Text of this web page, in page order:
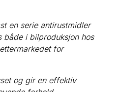
en serie antirustmidler
både i bilproduksjon hos
for
og gir en effektiv